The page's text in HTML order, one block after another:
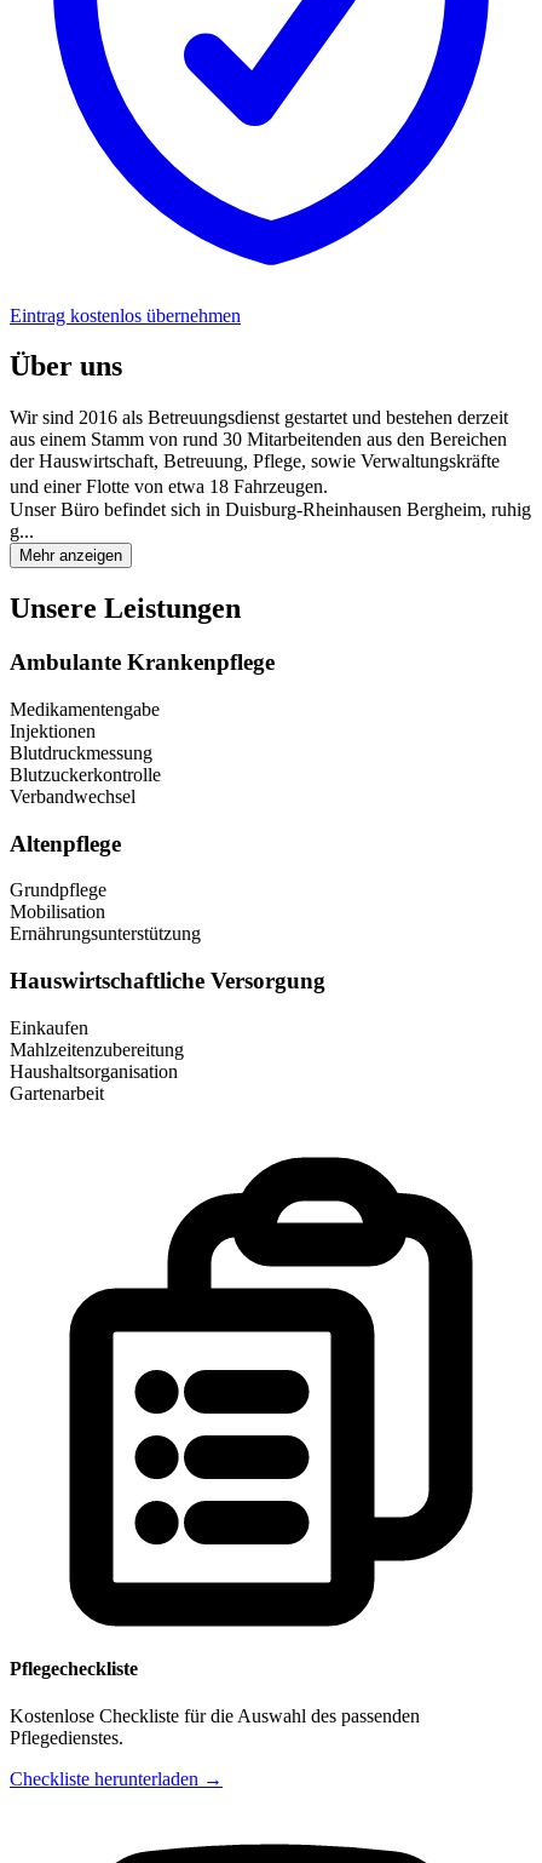
Eintrag kostenlos übernehmen
Über uns
Wir sind 2016 als Betreuungsdienst gestartet und bestehen derzeit
aus einem Stamm von rund 30 Mitarbeitenden aus den Bereichen
der Hauswirtschaft, Betreuung, Pflege, sowie Verwaltungskräfte
und einer Flotte von etwa 18 Fahrzeugen.
Unser Büro befindet sich in Duisburg-Rheinhausen Bergheim, ruhig
g...
Mehr anzeigen
Unsere Leistungen
Ambulante Krankenpflege
Medikamentengabe
Injektionen
Blutdruckmessung
Blutzuckerkontrolle
Verbandwechsel
Altenpflege
Grundpflege
Mobilisation
Ernährungsunterstützung
Hauswirtschaftliche Versorgung
Einkaufen
Mahlzeitenzubereitung
Haushaltsorganisation
Gartenarbeit
Pflegecheckliste
Kostenlose Checkliste für die Auswahl des passenden
Pflegedienstes.
Checkliste herunterladen →